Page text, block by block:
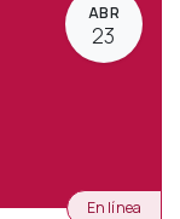
ABR
23
En línea